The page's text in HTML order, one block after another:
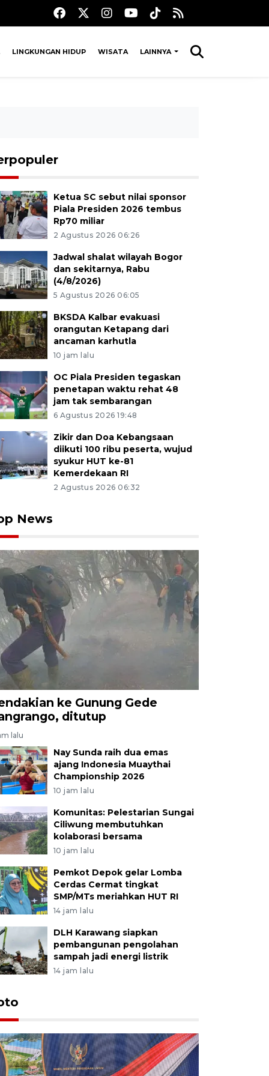
LINGKUNGAN HIDUP WISATA LAINNYA
Ketua SC sebut nilai sponsor
Piala Presiden 2026 tembus
Rp70 miliar
2 Agustus 2026 06:26
Jadwal shalat wilayah Bogor
dan sekitarnya, Rabu
(4/8/2026)
5 Agustus 2026 06:05
BKSDA Kalbar evakuasi
orangutan Ketapang dari
ancaman karhutla
10 jam lalu
OC Piala Presiden tegaskan
penetapan waktu rehat 48
jam tak sembarangan
6 Agustus 2026 19:48
Zikir dan Doa Kebangsaan
diikuti 100 ribu peserta, wujud
syukur HUT ke-81
Kemerdekaan RI
2 Agustus 2026 06:32
News
ke Gunung Gede
ditutup
lalu
Nay Sunda raih dua emas
ajang Indonesia Muaythai
Championship 2026
10 jam lalu
Komunitas: Pelestarian Sungai
Ciliwung membutuhkan
kolaborasi bersama
10 jam lalu
Pemkot Depok gelar Lomba
Cerdas Cermat tingkat
SMP/MTs meriahkan HUT RI
14 jam lalu
DLH Karawang siapkan
pembangunan pengolahan
sampah jadi energi listrik
14 jam lalu